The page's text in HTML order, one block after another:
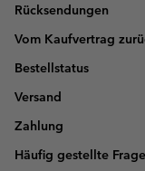
Rücksendungen
Vom Kaufvertrag
Bestellstatus
Versand
Zahlung
Häufig gestellte